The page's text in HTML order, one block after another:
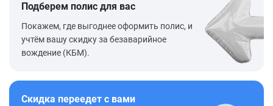
Подберем полис для вас
Покажем, где выгоднее оформить полис, и
учтём вашу скидку за безаварийное
вождение (КБМ).
Скидка переедет с вами